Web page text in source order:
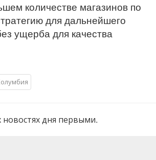
количестве магазинов по
для дальнейшего
ущерба для качества
новостях дня первыми.